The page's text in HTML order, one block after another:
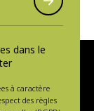
dans le
à caractère
des règles